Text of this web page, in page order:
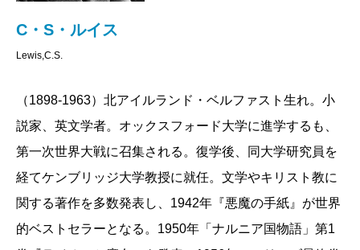
れが同じオックスフォード大学の同僚だった親友同士
の二人の手で、ほぼ同時期に生み出されたわけだ。
くとも作中では）現実世界との接点を持たない。アー
シュラ・K・ル=グウィンの《ゲド戦記》シリーズや上
橋菜穂子《守り人》シリーズも同様で、これらは純粋
なハイ・ファンタジー（異世界ファンタジー）に分類
される。
対する《ナルニア》は、現実世界のふつうの子ども
C・S・ルイス
Lewis,C.S.
（1898-1963）北アイルランド・ベルファスト生れ。小
説家、英文学者。オックスフォード大学に進学するも、
第一次世界大戦に召集される。復学後、同大学研究員を
経てケンブリッジ大学教授に就任。文学やキリスト教に
関する著作を多数発表し、1942年『悪魔の手紙』が世界
的ベストセラーとなる。1950年「ナルニア国物語」第1